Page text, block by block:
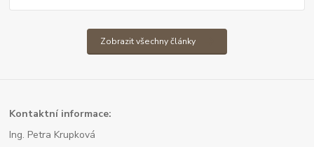
Zobrazit všechny články
Kontaktní informace:
Ing. Petra Krupková